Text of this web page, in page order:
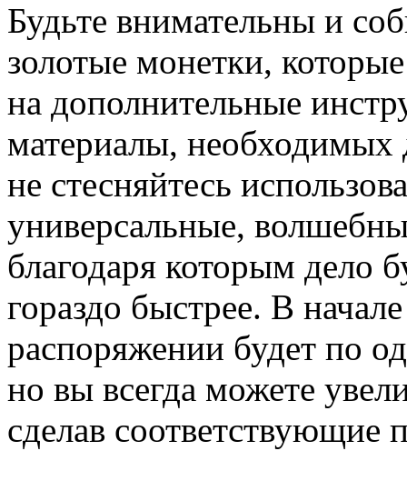
Будьте внимательны и
золотые монетки,
на дополнительные
материалы, необходимых
не стесняйтесь
универсальные,
благодаря которым дело
гораздо быстрее. В
распоряжении будет по
но вы всегда можете
сделав соответствующие